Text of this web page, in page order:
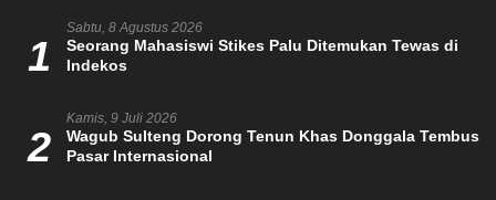
1
Sabtu, 8 Agustus 2026
Seorang Mahasiswi Stikes Palu Ditemukan Tewas di
Indekos
2
Kamis, 9 Juli 2026
Wagub Sulteng Dorong Tenun Khas Donggala Tembus
Pasar Internasional